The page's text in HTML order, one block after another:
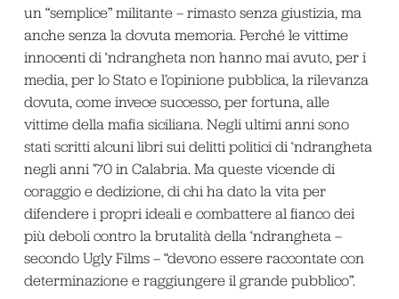
un “semplice” militante – rimasto senza giustizia, ma
anche senza la dovuta memoria. Perché le vittime
innocenti di ‘ndrangheta non hanno mai avuto, per i
media, per lo Stato e l’opinione pubblica, la rilevanza
dovuta, come invece successo, per fortuna, alle
vittime della mafia siciliana. Negli ultimi anni sono
stati scritti alcuni libri sui delitti politici di ‘ndrangheta
negli anni ’70 in Calabria. Ma queste vicende di
coraggio e dedizione, di chi ha dato la vita per
difendere i propri ideali e combattere al fianco dei
più deboli contro la brutalità della ‘ndrangheta –
secondo Ugly Films – “devono essere raccontate con
determinazione e raggiungere il grande pubblico”.